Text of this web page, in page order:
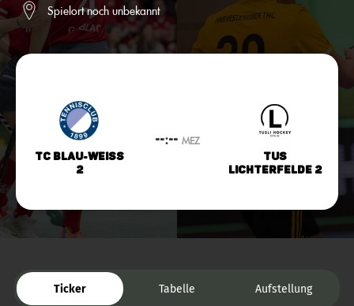
Spielort noch unbekannt
TC Blau-Weiss
2
--:-- MEZ
TuS
Lichterfelde 2
Ticker Tabelle Aufstellung